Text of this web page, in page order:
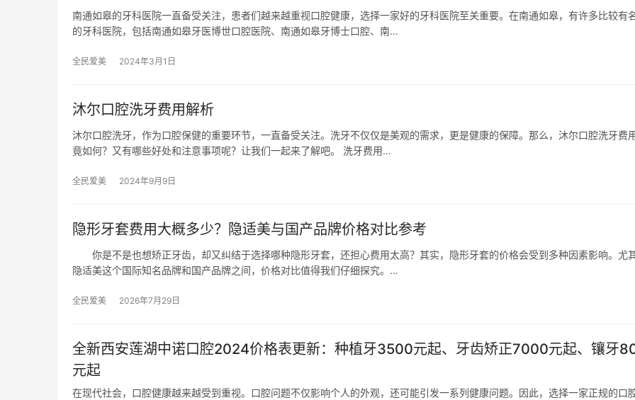
南通如皋的牙科医院一直备受关注，患者们越来越重视口腔健康，选择一家好的牙科医院至关重要。在南通如皋，有许多比较有
的牙科医院，包括南通如皋牙医博世口腔医院、南通如皋牙博士口腔、南…
全民爱美 2024年3月1日
沐尔口腔洗牙费用解析
沐尔口腔洗牙，作为口腔保健的重要环节，一直备受关注。洗牙不仅仅是美观的需求，更是健康的保障。那么，沐尔口腔洗牙费
竟如何？又有哪些好处和注意事项呢？让我们一起来了解吧。 洗牙费用…
全民爱美 2024年9月9日
隐形牙套费用大概多少？隐适美与国产品牌价格对比参考
你是不是也想矫正牙齿，却又纠结于选择哪种隐形牙套，还担心费用太高？其实，隐形牙套的价格会受到多种因素影响。尤
隐适美这个国际知名品牌和国产品牌之间，价格对比值得我们仔细探究。…
全民爱美 2026年7月29日
全新西安莲湖中诺口腔2024价格表更新：种植牙3500元起、牙齿矫正7000元起、镶牙
元起
在现代社会，口腔健康越来越受到重视。口腔问题不仅影响个人的外观，还可能引发一系列健康问题。因此，选择一家正规的口